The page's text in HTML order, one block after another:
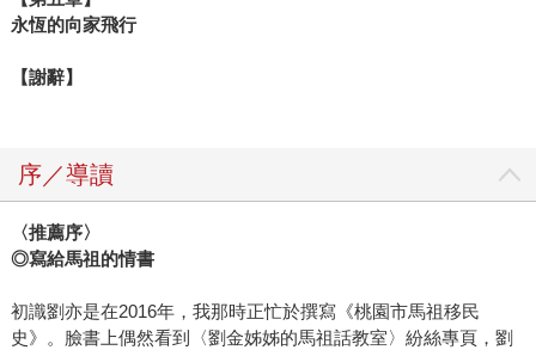
永恆的向家飛行
【謝辭】
序／導讀
〈推薦序〉
◎寫給馬祖的情書
初識劉亦是在2016年，我那時正忙於撰寫《桃園市馬祖移民
史》。臉書上偶然看到〈劉金姊姊的馬祖話教室〉紛絲專頁，劉